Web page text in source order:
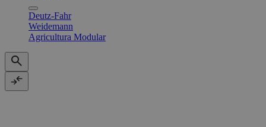
Deutz-Fahr
Weidemann
Agricultura Modular